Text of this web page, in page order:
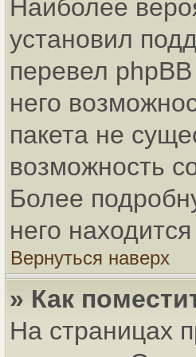
Наиболее
установил
перевел
него
пакета не
возможность
Более
него
Вернуться наверх
» Как
На страницах